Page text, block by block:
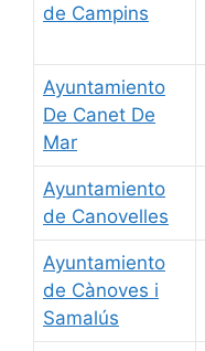
de Campins
Ayuntamiento
De Canet De
Mar
Ayuntamiento
de Canovelles
Ayuntamiento
de Cànoves i
Samalús